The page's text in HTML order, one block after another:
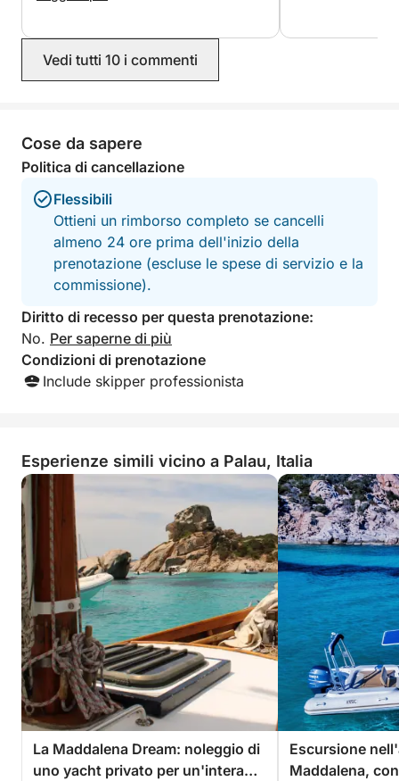
Escluso:
- Carburante
- Skipper (facoltativo, €150/ uscita)
Vedi tutti 10 i commenti
Cose da sapere
Politica di cancellazione
Flessibili
Ottieni un rimborso completo se cancelli
almeno 24 ore prima dell'inizio della
prenotazione (escluse le spese di servizio e la
commissione).
Diritto di recesso per questa prenotazione:
No. Per saperne di più
Condizioni di prenotazione
Include skipper professionista
Esperienze simili vicino a Palau, Italia
La Maddalena Dream: noleggio di
uno yacht privato per un'intera
Escursione
Maddalena,